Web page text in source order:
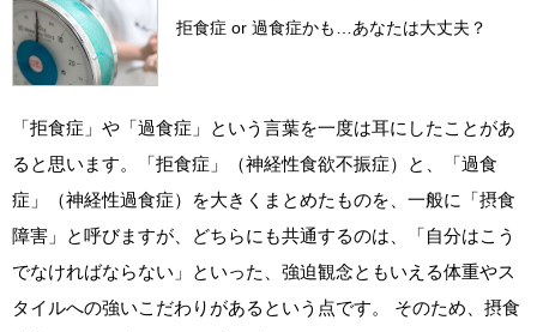
拒食症 or 過食症かも…あなたは大丈夫？
「拒食症」や「過食症」という言葉を一度は耳にしたことがあ
ると思います。「拒食症」（神経性食欲不振症）と、「過食
症」（神経性過食症）を大きくまとめたものを、一般に「摂食
障害」と呼びますが、どちらにも共通するのは、「自分はこう
でなければならない」といった、強迫観念ともいえる体重やス
タイルへの強いこだわりがあるという点です。 そのため、摂食